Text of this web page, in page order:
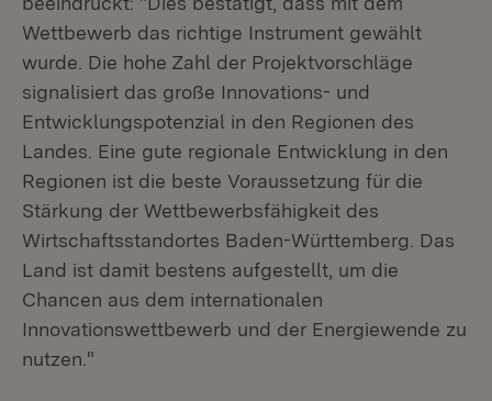
Wettbewerb das richtige Instrument gewählt
wurde. Die hohe Zahl der Projektvorschläge
signalisiert das große Innovations- und
Entwicklungspotenzial in den Regionen des
Landes. Eine gute regionale Entwicklung in den
Regionen ist die beste Voraussetzung für die
Stärkung der Wettbewerbsfähigkeit des
Wirtschaftsstandortes Baden-Württemberg. Das
Land ist damit bestens aufgestellt, um die
Chancen aus dem internationalen
Innovationswettbewerb und der Energiewende zu
nutzen."